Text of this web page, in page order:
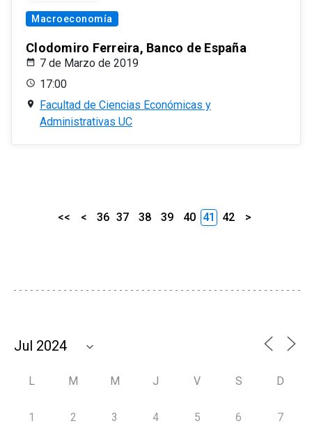
Macroeconomía
Clodomiro Ferreira, Banco de España
7 de Marzo de 2019
17:00
Facultad de Ciencias Económicas y
Administrativas UC
<< < 36 37 38 39 40 41 42 >
L M M J V S D
1 2 3 4 5 6 7